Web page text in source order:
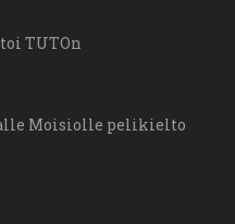
TUTOn
Moisiolle pelikielto